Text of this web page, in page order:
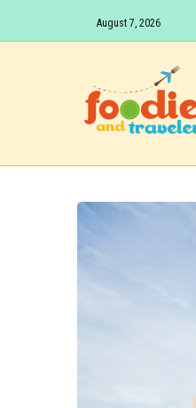
August 7, 2026